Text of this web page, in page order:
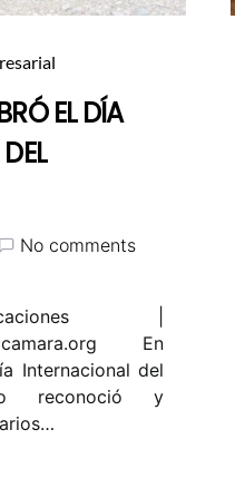
EL DÍA
No comments
|
En
Internacional del
reconoció y